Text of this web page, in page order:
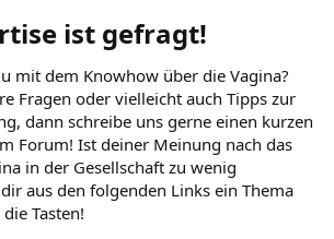
ist gefragt!​
mit dem Knowhow über die Vagina?
Fragen oder vielleicht auch Tipps zur
dann schreibe uns gerne einen kurzen
Forum! Ist deiner Meinung nach das
in der Gesellschaft zu wenig
aus den folgenden Links ein Thema
Tasten!